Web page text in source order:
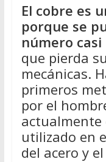
El cobre es
porque se
número
que pierda
mecánicas.
primeros
por el
actualmente
utilizado en
del acero y